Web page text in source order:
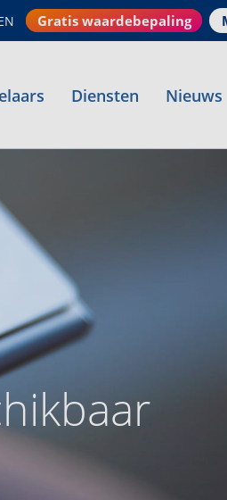
Gratis waardebepaling
Diensten Nieuws